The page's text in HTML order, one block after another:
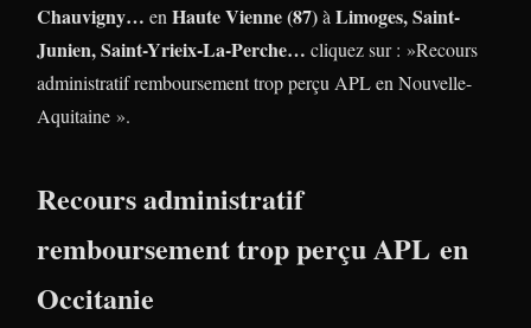
Chauvigny… en Haute Vienne (87)à Limoges, Saint-
Junien, Saint-Yrieix-La-Perche… cliquez sur : »Recours
administratif remboursement trop perçu APL en Nouvelle-
Aquitaine ».
Recours administratif
remboursement trop perçu APL en
Occitanie